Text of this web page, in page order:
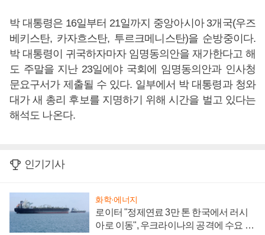
박 대통령은 16일부터 21일까지 중앙아시아 3개국(우즈
베키스탄, 카자흐스탄, 투르크메니스탄)을 순방중이다.
박 대통령이 귀국하자마자 임명동의안을 재가한다고 해
도 주말을 지난 23일에야 국회에 임명동의안과 인사청
문요구서가 제출될 수 있다. 일부에서 박 대통령과 청와
대가 새 총리 후보를 지명하기 위해 시간을 벌고 있다는
해석도 나온다.
인기기사
화학·에너지
로이터 "정제연료 3만 톤 한국에서 러시
아로 이동", 우크라이나의 공격에 수요 늘